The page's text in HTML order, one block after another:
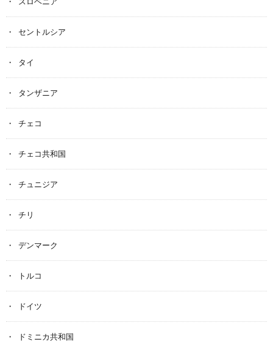
セントルシア
タイ
タンザニア
チェコ
チェコ共和国
チュニジア
チリ
デンマーク
トルコ
ドイツ
ドミニカ共和国